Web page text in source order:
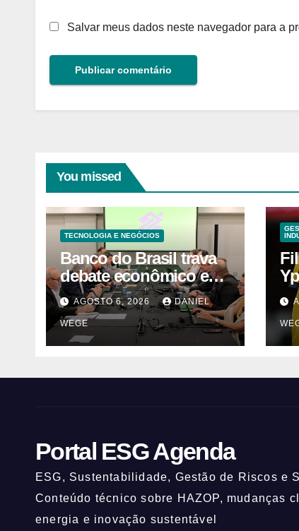
Salvar meus dados neste navegador para a
You missed
TECNOLOGIA E NEGÓCIOS
Banco do Brasil trava
debate econômico e
condiciona avanços à
decisão da Fenaban |
Contec Brasil
AGOSTO 6, 2026 DANIEL
WEGE
Portal ESG Agenda
ESG, Sustentabilidade, Gestão de Riscos e
Conteúdo técnico sobre HAZOP, mudanças
energia e inovação sustentável